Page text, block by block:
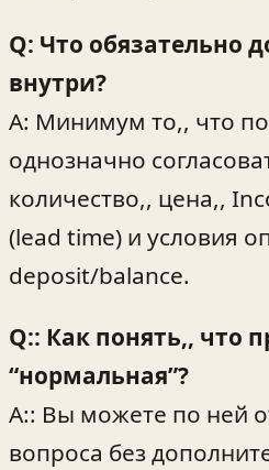
Q: Что обязательно
внутри?
A: Минимум то,, что
однозначно
количество,, цена,,
(lead time) и условия
deposit/balance.
Q:: Как понять,, что
“нормальная”?
A:: Вы можете по ней
вопроса без